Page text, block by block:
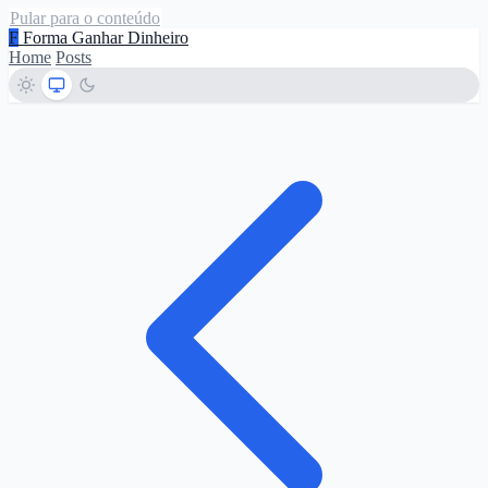
Pular para o conteúdo
F Forma Ganhar Dinheiro
Home Posts